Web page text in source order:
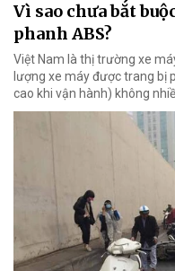
Vì sao chưa bắt
phanh ABS?
Việt Nam là thị trường xe
lượng xe máy được trang bị
cao khi vận hành) không